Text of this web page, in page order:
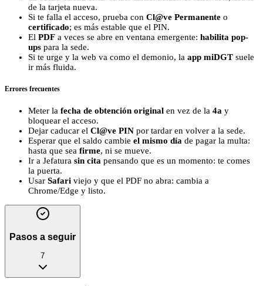
de la tarjeta nueva.
Si te falla el acceso, prueba con Cl@ve Permanente o
certificado; es más estable que el PIN.
El PDF a veces se abre en ventana emergente: habilita pop-
ups para la sede.
Si te urge y la web va como el demonio, la app miDGT suele
ir más fluida.
Errores frecuentes
Meter la fecha de obtención original en vez de la 4a y
bloquear el acceso.
Dejar caducar el Cl@ve PIN por tardar en volver a la sede.
Esperar que el saldo cambie el mismo día de pagar la multa:
hasta que sea firme, ni se mueve.
Ir a Jefatura sin cita pensando que es un momento: te comes
la puerta.
Usar Safari viejo y que el PDF no abra: cambia a
Chrome/Edge y listo.
Pasos a seguir
7